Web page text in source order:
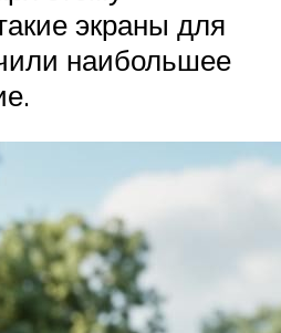
экраны для
наибольшее